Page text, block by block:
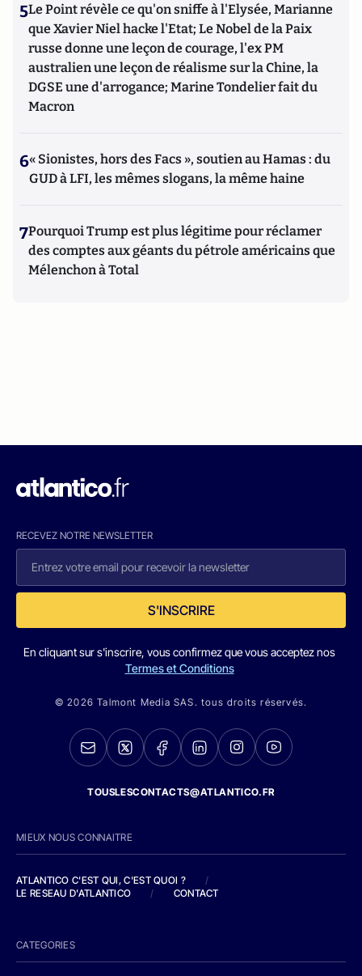
5Le Point révèle ce qu'on sniffe à l'Elysée, Marianne
que Xavier Niel hacke l'Etat; Le Nobel de la Paix
russe donne une leçon de courage, l'ex PM
australien une leçon de réalisme sur la Chine, la
DGSE une d'arrogance; Marine Tondelier fait du
Macron
6« Sionistes, hors des Facs », soutien au Hamas : du
GUD à LFI, les mêmes slogans, la même haine
7Pourquoi Trump est plus légitime pour réclamer
des comptes aux géants du pétrole américains que
Mélenchon à Total
RECEVEZ NOTRE NEWSLETTER
S'INSCRIRE
En cliquant sur s'inscrire, vous confirmez que vous acceptez nos
Termes et Conditions
© 2026 Talmont Media SAS. tous droits réservés.
TOUSLESCONTACTS@ATLANTICO.FR
MIEUX NOUS CONNAITRE
ATLANTICO C'EST QUI, C'EST QUOI ?
/
LE RESEAU D'ATLANTICO
/ CONTACT
CATEGORIES